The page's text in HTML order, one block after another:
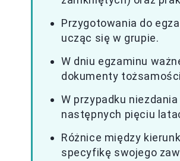
Przygotowania do
ucząc się w grupie.
W dniu egzaminu
dokumenty
W przypadku
następnych pięciu
Różnice między
specyfikę swojego